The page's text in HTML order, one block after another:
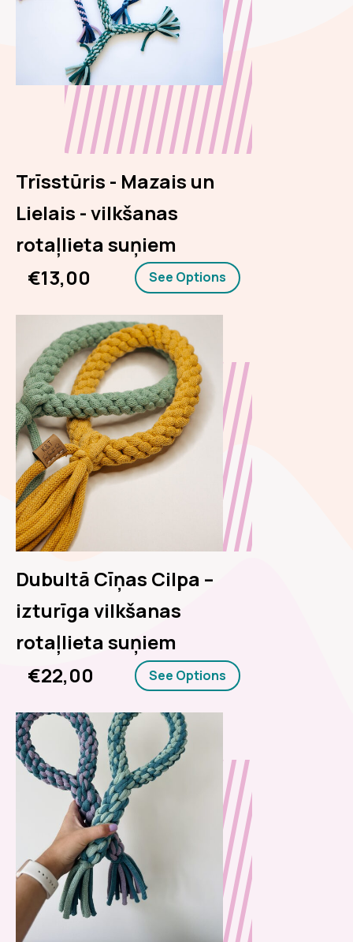
Trīsstūris - Mazais un
Lielais - vilkšanas
rotaļlieta suņiem
€13,00
See Options
Dubultā Cīņas Cilpa –
izturīga vilkšanas
rotaļlieta suņiem
€22,00
See Options